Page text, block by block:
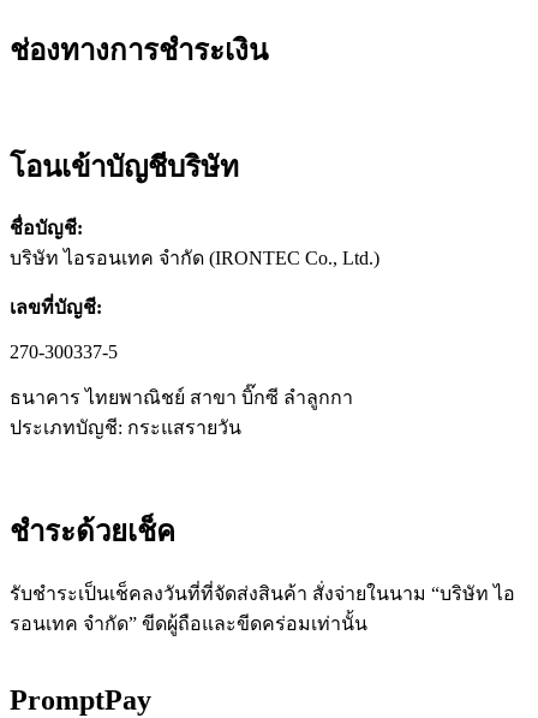
ช่องทางการชำระเงิน
โอนเข้าบัญชีบริษัท
ชื่อบัญชี:
บริษัท ไอรอนเทค จำกัด (IRONTEC Co., Ltd.)
เลขที่บัญชี:
270-300337-5
ธนาคาร ไทยพาณิชย์ สาขา บิ๊กซี ลำลูกกา
ประเภทบัญชี: กระแสรายวัน
ชำระด้วยเช็ค​
รับชำระเป็นเช็คลงวันที่ที่จัดส่งสินค้า สั่งจ่ายในนาม “บริษัท ไอ
รอนเทค จำกัด” ขีดผู้ถือและขีดคร่อมเท่านั้น
PromptPay